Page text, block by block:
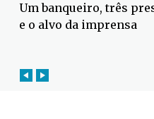
Defesa Civil lança
contra o El Niño em